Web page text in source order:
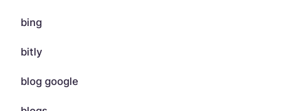
bing
bitly
blog google